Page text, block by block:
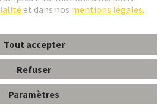
female straight
Group
Conditions Générales de Vente